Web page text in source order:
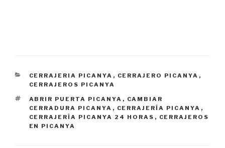
CATEGORÍAS
CERRAJERIA PICANYA , CERRAJERO PICANYA ,
CERRAJEROS PICANYA
ETIQUETAS
ABRIR PUERTA PICANYA , CAMBIAR
CERRADURA PICANYA , CERRAJERÍA PICANYA ,
CERRAJERÍA PICANYA 24 HORAS , CERRAJEROS
EN PICANYA